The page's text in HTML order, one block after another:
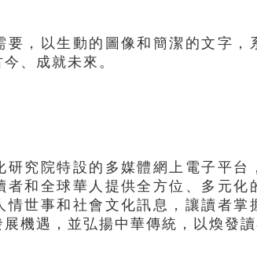
，以生動的圖像和簡潔的文字，
、成就未來。
研究院特設的多媒體網上電子平台
者和全球華人提供全方位、多元化
情世事和社會文化訊息，讓讀者掌
機遇，並弘揚中華傳統，以煥發讀